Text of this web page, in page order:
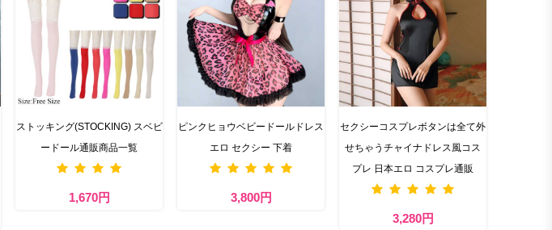
ストッキング(STOCKING) スベビ
ードール通販商品一覧
1,670円
ピンクヒョウベビードールドレス
エロ セクシー 下着
3,800円
セクシーコスプレボタンは全て外
せちゃうチャイナドレス風コス
プレ 日本エロ コスプレ通販
3,280円